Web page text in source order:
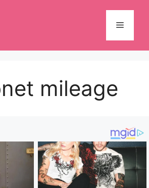
Menu
mileage